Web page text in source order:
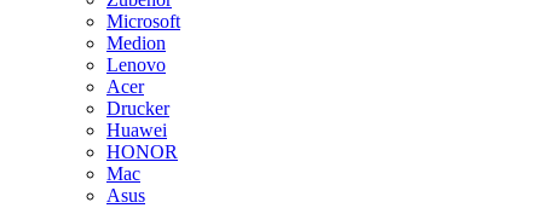
Microsoft
Medion
Lenovo
Acer
Drucker
Huawei
HONOR
Mac
Asus